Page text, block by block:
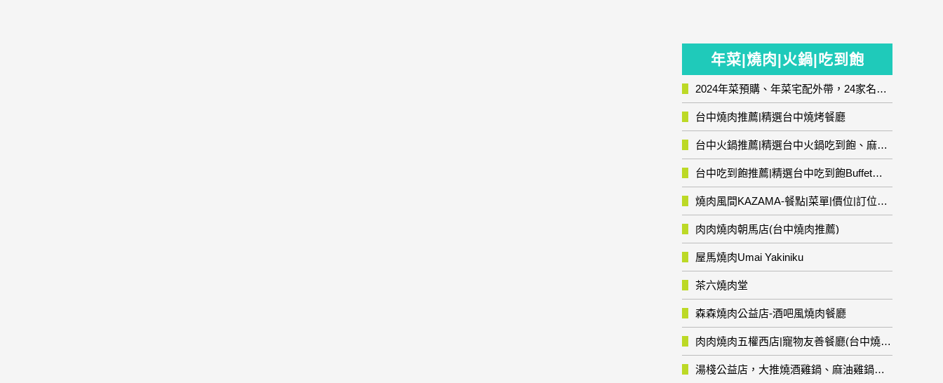
年菜|燒肉|火鍋|吃到飽
2024年菜預購、年菜宅配外帶，24家名店年菜推薦整理，圍爐輕鬆上菜團圓趣
台中燒肉推薦|精選台中燒烤餐廳
台中火鍋推薦|精選台中火鍋吃到飽、麻辣鍋、鴛鴦鍋、石頭火鍋、酸菜白肉鍋、海鮮鍋、燒酒雞、麻油雞、壽喜燒等熱門人氣火鍋店!
台中吃到飽推薦|精選台中吃到飽Buffet自助餐廳
燒肉風間KAZAMA-餐點|菜單|價位|訂位資訊
肉肉燒肉朝馬店(台中燒肉推薦)
屋馬燒肉Umai Yakiniku
茶六燒肉堂
森森燒肉公益店-酒吧風燒肉餐廳
肉肉燒肉五權西店|寵物友善餐廳(台中燒肉推薦)
湯棧公益店，大推燒酒雞鍋、麻油雞鍋暖暖有夠補